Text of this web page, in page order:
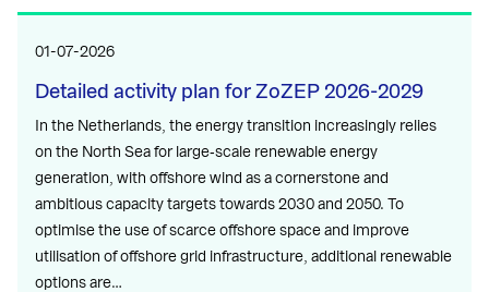
01-07-2026
Detailed activity plan for ZoZEP 2026-2029
In the Netherlands, the energy transition increasingly relies
on the North Sea for large‑scale renewable energy
generation, with offshore wind as a cornerstone and
ambitious capacity targets towards 2030 and 2050. To
optimise the use of scarce offshore space and improve
utilisation of offshore grid infrastructure, additional renewable
options are…